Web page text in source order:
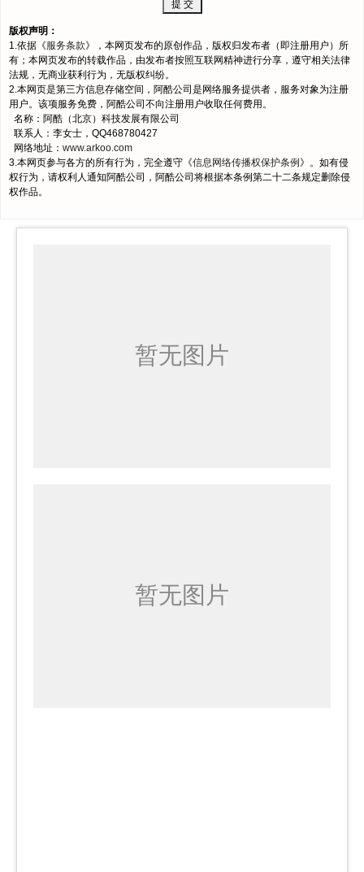
版权声明：
1.依据《服务条款》，本网页发布的原创作品，版权归发布者（即注册用户）所
有；本网页发布的转载作品，由发布者按照互联网精神进行分享，遵守相关法律
法规，无商业获利行为，无版权纠纷。
2.本网页是第三方信息存储空间，阿酷公司是网络服务提供者，服务对象为注册
用户。该项服务免费，阿酷公司不向注册用户收取任何费用。
名称：阿酷（北京）科技发展有限公司
联系人：李女士，QQ468780427
网络地址： www.arkoo.com
3.本网页参与各方的所有行为，完全遵守《信息网络传播权保护条例 》。如有侵
权行为，请权利人通知阿酷公司，阿酷公司将根据本条例第二十二条规定删除侵
权作品。